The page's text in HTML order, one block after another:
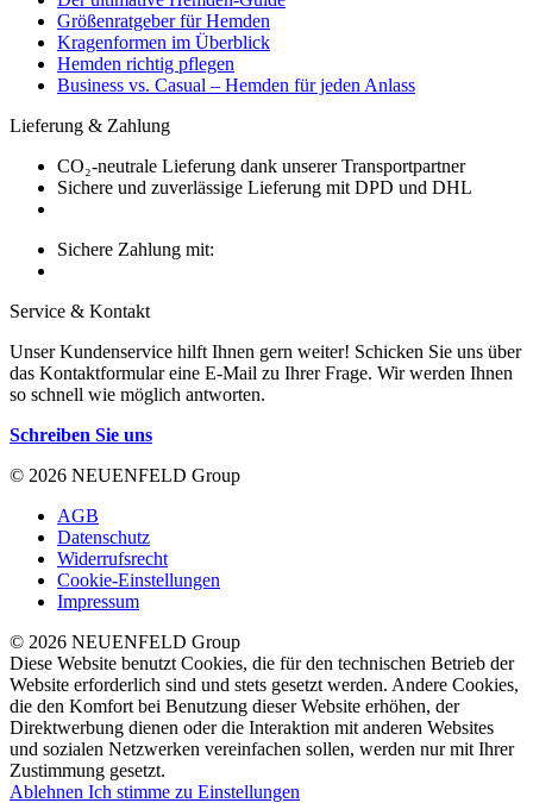
Größenratgeber für Hemden
Kragenformen im Überblick
Hemden richtig pflegen
Business vs. Casual – Hemden für jeden Anlass
Lieferung & Zahlung
CO₂-neutrale Lieferung dank unserer Transportpartner
Sichere und zuverlässige Lieferung mit DPD und DHL
Sichere Zahlung mit:
Service & Kontakt
Unser Kundenservice hilft Ihnen gern weiter! Schicken Sie uns über
das Kontaktformular eine E-Mail zu Ihrer Frage. Wir werden Ihnen
so schnell wie möglich antworten.
Schreiben Sie uns
© 2026 NEUENFELD Group
AGB
Datenschutz
Widerrufsrecht
Cookie-Einstellungen
Impressum
© 2026 NEUENFELD Group
Diese Website benutzt Cookies, die für den technischen Betrieb der
Website erforderlich sind und stets gesetzt werden. Andere Cookies,
die den Komfort bei Benutzung dieser Website erhöhen, der
Direktwerbung dienen oder die Interaktion mit anderen Websites
und sozialen Netzwerken vereinfachen sollen, werden nur mit Ihrer
Zustimmung gesetzt.
Ablehnen Ich stimme zu Einstellungen